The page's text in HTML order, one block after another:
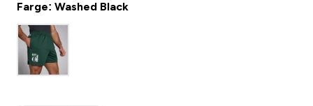
Farge: Washed Black